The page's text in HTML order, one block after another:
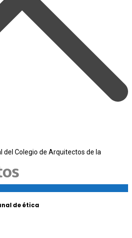
Colegio de Arquitectos de la
de ética